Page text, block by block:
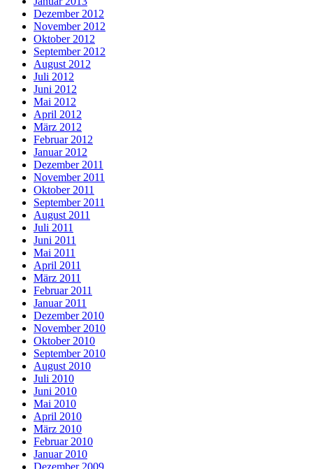
Dezember 2012
November 2012
Oktober 2012
September 2012
August 2012
Juli 2012
Juni 2012
Mai 2012
April 2012
März 2012
Februar 2012
Januar 2012
Dezember 2011
November 2011
Oktober 2011
September 2011
August 2011
Juli 2011
Juni 2011
Mai 2011
April 2011
März 2011
Februar 2011
Januar 2011
Dezember 2010
November 2010
Oktober 2010
September 2010
August 2010
Juli 2010
Juni 2010
Mai 2010
April 2010
März 2010
Februar 2010
Januar 2010
Dezember 2009